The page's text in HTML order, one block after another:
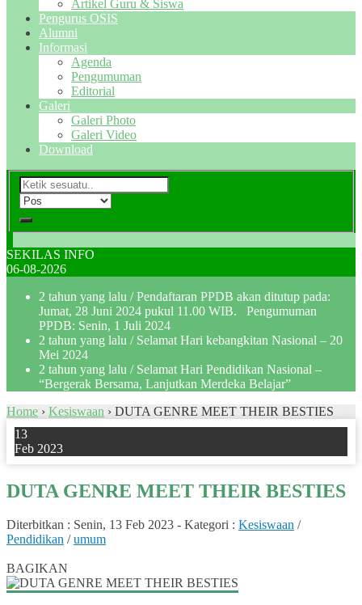
Artikel Guru & Siswa
Pengurus OSIS
Alumni
Informasi
Agenda
Pengumuman
Editorial
Galeri
Galeri Photo
Galeri Video
Download
SEKILAS INFO
06-08-2026
2 tahun yang lalu / Pendaftaran PPDB akan ditutup pada:
Jumat, 28 Juni 2024 pukul 11.00 WIB. Pengumuman
PPDB: Senin, 1 Juli 2024
2 tahun yang lalu / Selamat Hari kebangkitan Nasional – 20
Mei 2024
2 tahun yang lalu / Selamat Hari Pendidikan Nasional –
“Bergerak Bersama, Lanjutkan Merdeka Belajar”
Home › Kesiswaan › DUTA GENRE MEET THEIR BESTIES
13
Feb 2023
DUTA GENRE MEET THEIR BESTIES
Diterbitkan : Senin, 13 Feb 2023 - Kategori : Kesiswaan /
Pendidikan /umum
BAGIKAN